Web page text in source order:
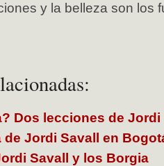
y la belleza son los
Dos lecciones de Jordi
Jordi Savall en
Savall y los Borgia